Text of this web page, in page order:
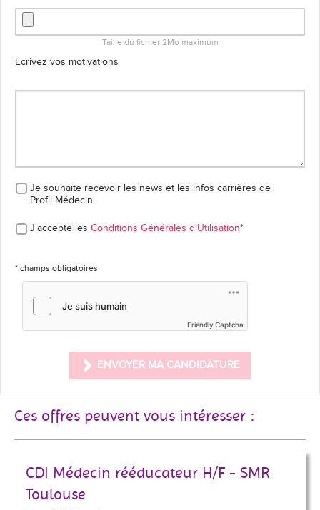
Taille du fichier 2Mo maximum
Ecrivez vos motivations
Je souhaite recevoir les news et les infos carrières de
Profil Médecin
J'accepte les Conditions Générales d'Utilisation*
* champs obligatoires
Friendly Captcha
ENVOYER MA CANDIDATURE
Ces offres peuvent vous intéresser :
CDI Médecin rééducateur H/F - SMR
Toulouse